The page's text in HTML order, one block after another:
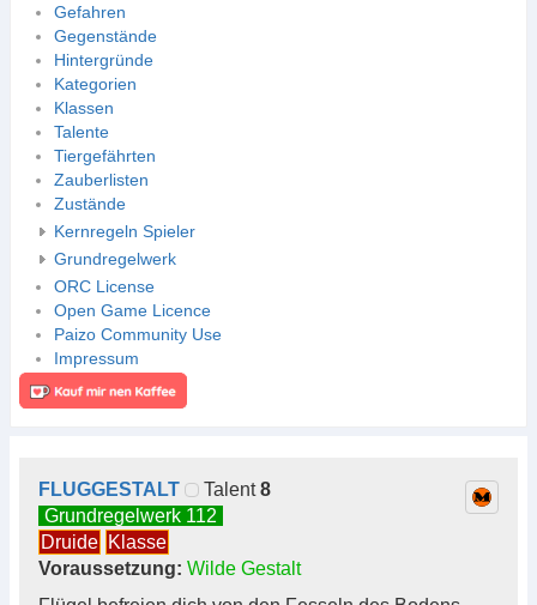
Gefahren
Gegenstände
Hintergründe
Kategorien
Klassen
Talente
Tiergefährten
Zauberlisten
Zustände
Kernregeln Spieler
Grundregelwerk
ORC License
Open Game Licence
Paizo Community Use
Impressum
FLUGGESTALT Talent8
Grundregelwerk 112
Druide Klasse
Voraussetzung: Wilde Gestalt